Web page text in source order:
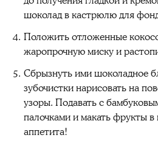
шоколад в кастрюлю для
Положить отложенные
жаропрочную миску и
Сбрызнуть ими шоколадное
зубочистки нарисовать на
узоры. Подавать с
палочками и макать фрукты
аппетита!